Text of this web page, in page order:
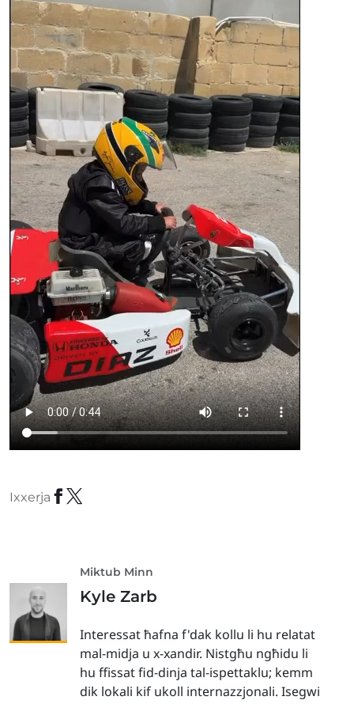
Ixxerja
Miktub Minn
Kyle Zarb
Interessat ħafna f'dak kollu li hu relatat
mal-midja u x-xandir. Nistgħu ngħidu li
hu ffissat fid-dinja tal-ispettaklu; kemm
dik lokali kif ukoll internazzjonali. Isegwi